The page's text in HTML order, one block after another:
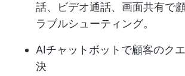
話、ビデオ通話、画面共有で
ラブルシューティング。
AIチャットボットで顧客のク
決